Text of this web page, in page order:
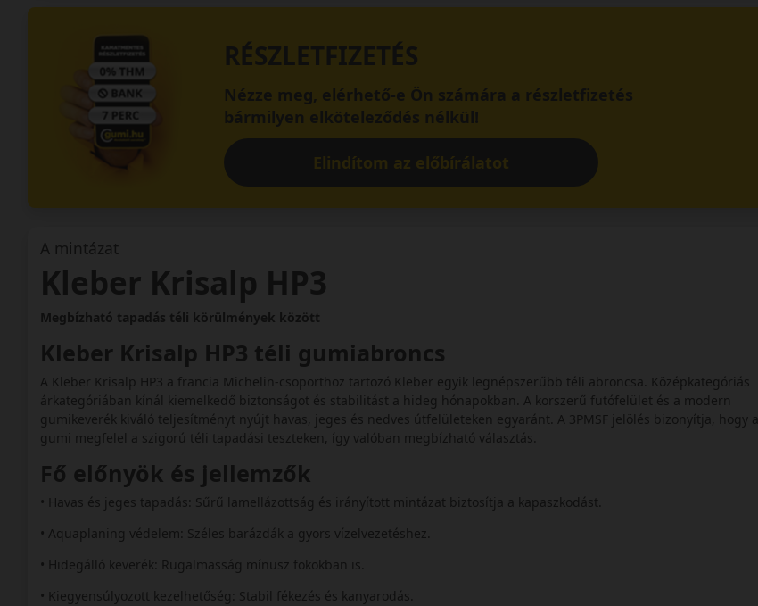
RÉSZLETFIZETÉS
Nézze meg, elérhető-e Ön számára a részletfizetés
bármilyen elköteleződés nélkül!
Elindítom az előbírálatot
A mintázat
Kleber Krisalp HP3
Megbízható tapadás téli körülmények között
Kleber Krisalp HP3 téli gumiabroncs
A Kleber Krisalp HP3 a francia Michelin-csoporthoz tartozó Kleber egyik legnépszerűbb téli abroncsa. Középkategóriás
árkategóriában kínál kiemelkedő biztonságot és stabilitást a hideg hónapokban. A korszerű futófelület és a modern
gumikeverék kiváló teljesítményt nyújt havas, jeges és nedves útfelületeken egyaránt. A 3PMSF jelölés bizonyítja, hogy a
gumi megfelel a szigorú téli tapadási teszteken, így valóban megbízható választás.
Fő előnyök és jellemzők
• Havas és jeges tapadás: Sűrű lamellázottság és irányított mintázat biztosítja a kapaszkodást.
• Aquaplaning védelem: Széles barázdák a gyors vízelvezetéshez.
• Hidegálló keverék: Rugalmasság mínusz fokokban is.
• Kiegyensúlyozott kezelhetőség: Stabil fékezés és kanyarodás.